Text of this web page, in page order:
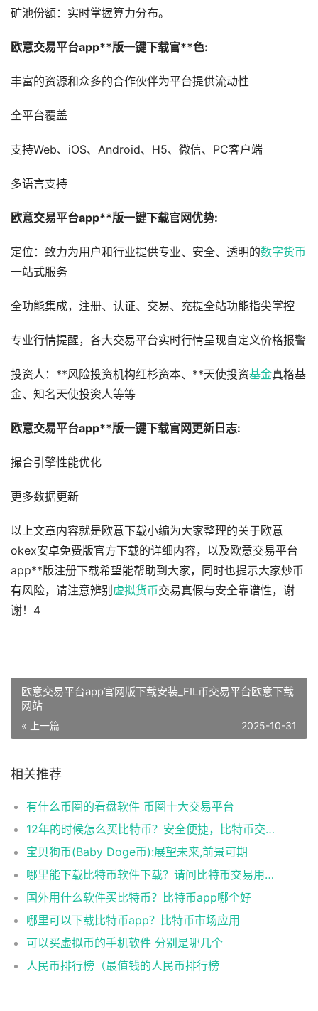
矿池份额：实时掌握算力分布。
欧意交易平台app**版一键下载官**色:
丰富的资源和众多的合作伙伴为平台提供流动性
全平台覆盖
支持Web、iOS、Android、H5、微信、PC客户端
多语言支持
欧意交易平台app**版一键下载官网优势:
定位：致力为用户和行业提供专业、安全、透明的数字货币
一站式服务
全功能集成，注册、认证、交易、充提全站功能指尖掌控
专业行情提醒，各大交易平台实时行情呈现自定义价格报警
投资人：**风险投资机构红杉资本、**天使投资基金真格基
金、知名天使投资人等等
欧意交易平台app**版一键下载官网更新日志:
撮合引擎性能优化
更多数据更新
以上文章内容就是欧意下载小编为大家整理的关于欧意
okex安卓免费版官方下载的详细内容，以及欧意交易平台
app**版注册下载希望能帮助到大家，同时也提示大家炒币
有风险，请注意辨别 虚拟货币交易真假与安全靠谱性，谢
谢！4
欧意交易平台app官网版下载安装_FIL币交易平台欧意下载
网站
« 上一篇 2025-10-31
相关推荐
有什么币圈的看盘软件 币圈十大交易平台
12年的时候怎么买比特币？安全便捷，比特币交易首选
宝贝狗币(Baby Doge币):展望未来,前景可期
哪里能下载比特币软件下载？请问比特币交易用什么软件
国外用什么软件买比特币？比特币app哪个好
哪里可以下载比特币app？比特币市场应用
可以买虚拟币的手机软件 分别是哪几个
人民币排行榜（最值钱的人民币排行榜